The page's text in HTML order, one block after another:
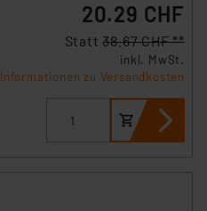
20.29 CHF
Statt38.67 CHF **
inkl. MwSt.
Informationen zu Versandkosten